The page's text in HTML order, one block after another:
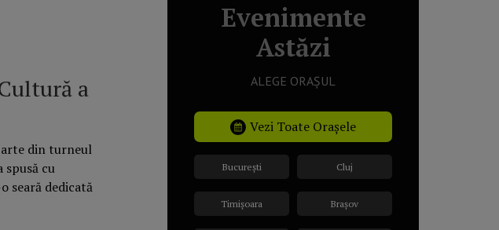
a
din turneul
spusă cu
seară dedicată
Evenimente
Astăzi
ALEGE ORAȘUL
Vezi Toate Orașele
București
Timișoara
Cluj
Brașov